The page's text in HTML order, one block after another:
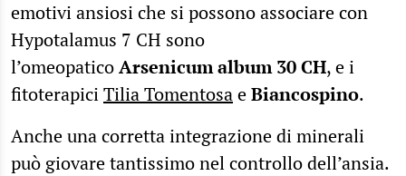
emotivi ansiosi che si possono associare con
Hypotalamus 7 CH sono
l’omeopaticoArsenicum album 30 CH, e i
fitoterapiciTilia TomentosaeBiancospino.
Anche una corretta integrazione di minerali
può giovare tantissimo nel controllo dell’ansia.